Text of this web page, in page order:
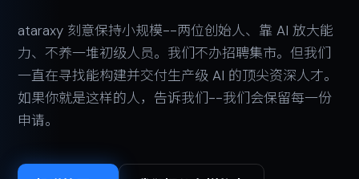
ataraxy 刻意保持小规模--两位创始人、靠 AI 放大能
力、不养一堆初级人员。我们不办招聘集市。但我们
一直在寻找能构建并交付生产级 AI 的顶尖资深人才。
如果你就是这样的人，告诉我们--我们会保留每一份
申请。